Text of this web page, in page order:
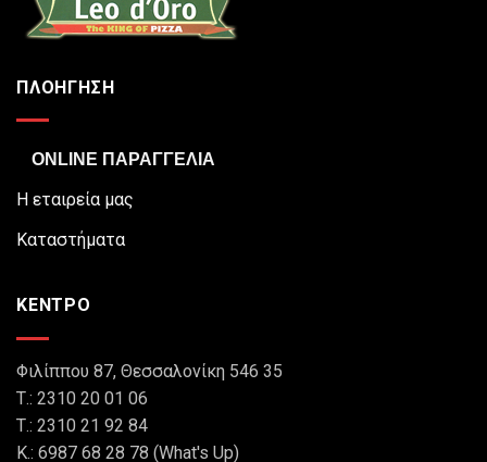
ΠΛΟΗΓΗΣΗ
ONLINE ΠΑΡΑΓΓΕΛΙΑ
Η εταιρεία μας
Καταστήματα
ΚΕΝΤΡΟ
Φιλίππου 87, Θεσσαλονίκη 546 35
Τ.: 2310 20 01 06
Τ.: 2310 21 92 84
Κ.: 6987 68 28 78 (What's Up)